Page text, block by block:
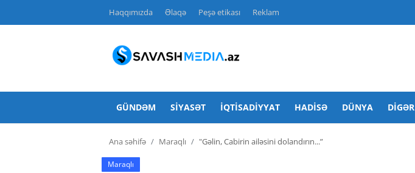
Haqqımızda Əlaqə Peşə etikası Reklam
GÜNDƏM SIYASƏT İQTISADIYYAT HADISƏ DÜNYA DIGƏR
Ana səhifə Maraqlı "Gəlin, Cabirin ailəsini dolandırın...”
Maraqlı